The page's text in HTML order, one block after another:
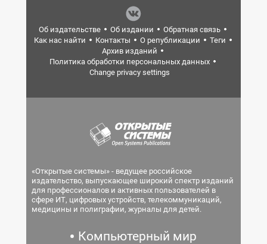
Об издательстве Об издании
Обратная связь
Как нас найти
Контакты О републикации
Теги
Архив изданий
Политика обработки персональных данных
Change privacy settings
«Открытые системы» - ведущее российское
издательство, выпускающее широкий спектр изданий
для профессионалов и активных пользователей в
сфере ИТ, цифровых устройств, телекоммуникаций,
медицины и полиграфии, журналы для детей.
Компьютерный мир